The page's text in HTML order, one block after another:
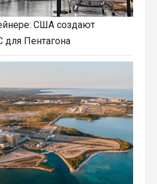
США создают
Пентагона